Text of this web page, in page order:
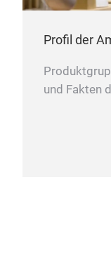
Profil der
und Fakten